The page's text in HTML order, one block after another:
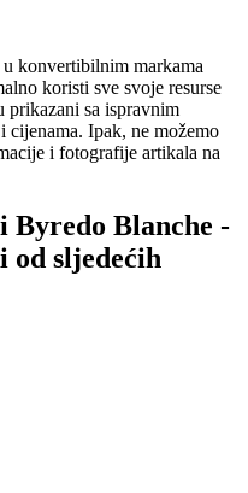
u konvertibilnim markama
koristi sve svoje resurse
prikazani sa ispravnim
Ipak, ne možemo
i fotografije artikala na
Blanche -
od sljedećih